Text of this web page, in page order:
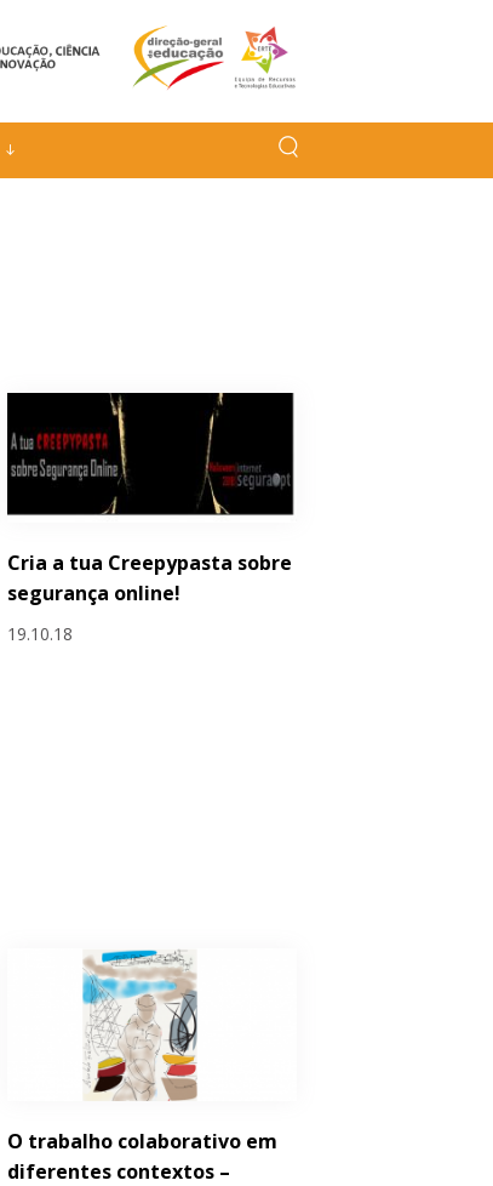
Cria a tua Creepypasta sobre
segurança online!
19.10.18
O trabalho colaborativo em
diferentes contextos –